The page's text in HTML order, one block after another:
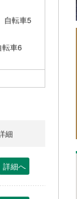
自転車5
転車6
細
詳細へ